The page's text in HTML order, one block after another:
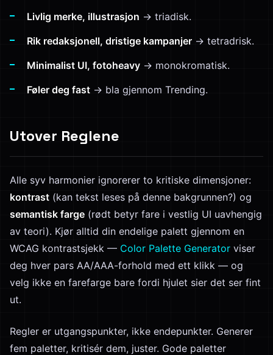
Livlig merke, illustrasjon → triadisk.
Rik redaksjonell, dristige kampanjer → tetradrisk.
Minimalist UI, fotoheavy → monokromatisk.
Føler deg fast → bla gjennom Trending.
Utover Reglene
Alle syv harmonier ignorerer to kritiske dimensjoner:
kontrast (kan tekst leses på denne bakgrunnen?) og
semantisk farge (rødt betyr fare i vestlig UI uavhengig
av teori). Kjør alltid din endelige palett gjennom en
WCAG kontrastsjekk — Color Palette Generator viser
deg hver pars AA/AAA-forhold med ett klikk — og
velg ikke en farefarge bare fordi hjulet sier det ser fint
ut.
Regler er utgangspunkter, ikke endepunkter. Generer
fem paletter, kritisér dem, juster. Gode paletter